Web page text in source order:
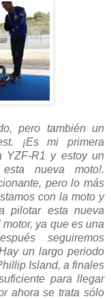
pero también un
¡Es mi primera
YZF-R1 y estoy un
nueva moto!.
pero lo más
con la moto y
pilotar esta nueva
ya que es una
seguiremos
un largo periodo
Island, a finales
para llegar
ahora se trata sólo